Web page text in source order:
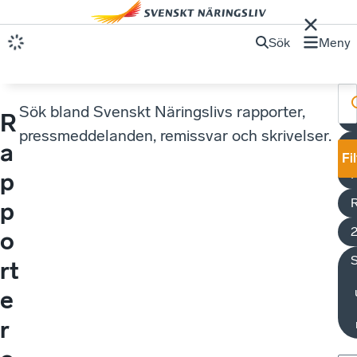
Sök Meny
R
a
p
p
o
rt
e
r
Sök bland Svenskt Näringslivs rapporter,
pressmeddelanden, remissvar och skrivelser.